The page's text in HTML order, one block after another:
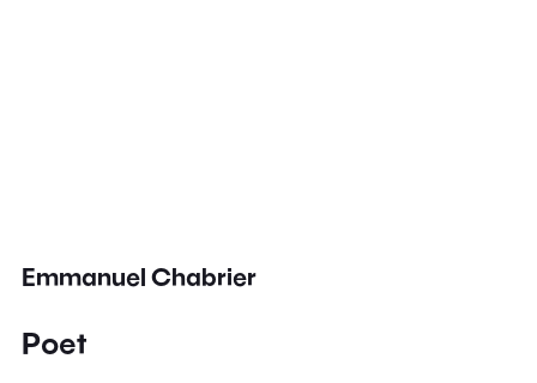
Emmanuel Chabrier
Poet